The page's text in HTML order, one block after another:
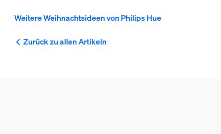
Weitere Weihnachtsideen von Philips Hue
Zurück zu allen Artikeln